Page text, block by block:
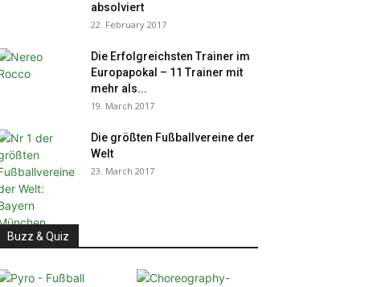
absolviert
22. February 2017
Die Erfolgreichsten Trainer im
Europapokal – 11 Trainer mit
mehr als...
19. March 2017
Die größten Fußballvereine der
Welt
23. March 2017
Buzz & Quiz